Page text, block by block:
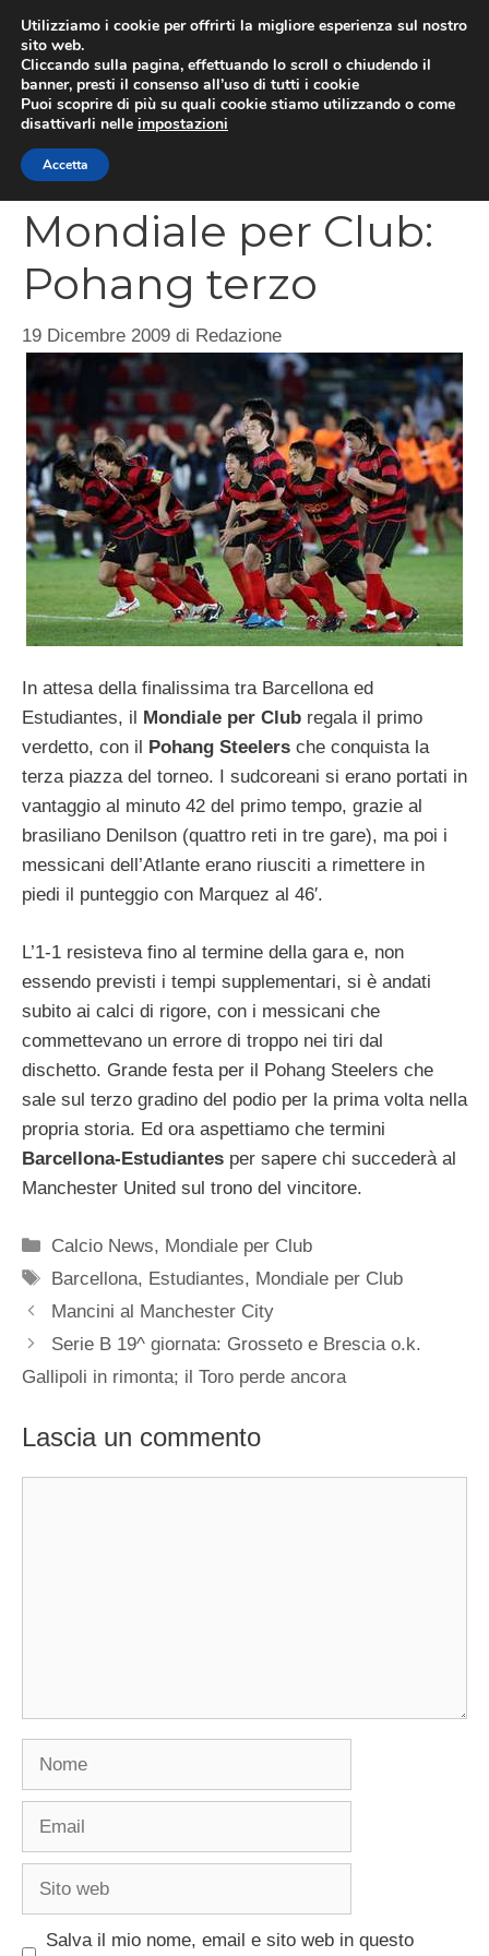
contenuto
Mondiale per Club:
Pohang terzo
19 Dicembre 2009 di Redazione
In attesa della finalissima tra Barcellona ed
Estudiantes, il Mondiale per Club regala il primo
verdetto, con il Pohang Steelers che conquista la
terza piazza del torneo. I sudcoreani si erano portati in
vantaggio al minuto 42 del primo tempo, grazie al
brasiliano Denilson (quattro reti in tre gare), ma poi i
messicani dell’Atlante erano riusciti a rimettere in
piedi il punteggio con Marquez al 46′.
L’1-1 resisteva fino al termine della gara e, non
essendo previsti i tempi supplementari, si è andati
subito ai calci di rigore, con i messicani che
commettevano un errore di troppo nei tiri dal
dischetto. Grande festa per il Pohang Steelers che
sale sul terzo gradino del podio per la prima volta nella
propria storia. Ed ora aspettiamo che termini
Barcellona-Estudiantes per sapere chi succederà al
Manchester United sul trono del vincitore.
Categorie
Calcio News, Mondiale per Club
Tag
Barcellona, Estudiantes, Mondiale per Club
Mancini al Manchester City
Serie B 19^ giornata: Grosseto e Brescia o.k.
Gallipoli in rimonta; il Toro perde ancora
Lascia un commento
Salva il mio nome, email e sito web in questo
Utilizziamo i cookie per offrirti la migliore esperienza sul nostro
sito web.
Cliccando sulla pagina, effettuando lo scroll o chiudendo il
banner, presti il consenso all’uso di tutti i cookie
Puoi scoprire di più su quali cookie stiamo utilizzando o come
disattivarli nelle impostazioni
Accetta